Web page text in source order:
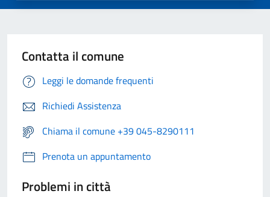
Contatta il comune
Leggi le domande frequenti
Richiedi Assistenza
Chiama il comune +39 045-8290111
Prenota un appuntamento
Problemi in città